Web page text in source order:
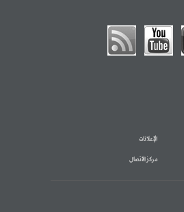
الإعلانات
مركز الاتصال